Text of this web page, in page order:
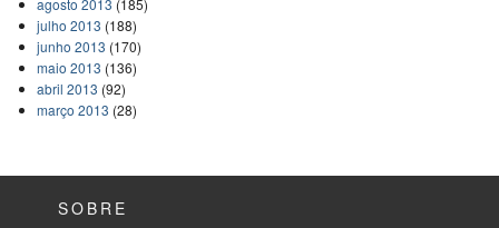
agosto 2013 (185)
julho 2013 (188)
junho 2013 (170)
maio 2013 (136)
abril 2013 (92)
março 2013 (28)
SOBRE